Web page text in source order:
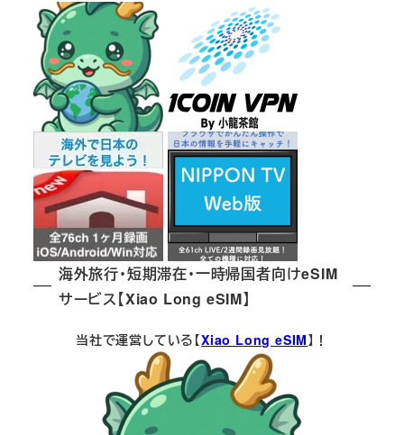
海外旅行・短期滞在・一時帰国者向けeSIM
サービス【Xiao Long eSIM】
当社で運営している【Xiao Long eSIM】！